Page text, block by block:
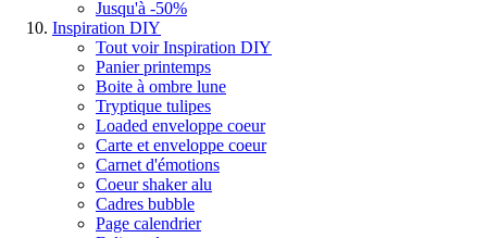
Jusqu'à -50%
Inspiration DIY
Tout voir Inspiration DIY
Panier printemps
Boite à ombre lune
Tryptique tulipes
Loaded enveloppe coeur
Carte et enveloppe coeur
Carnet d'émotions
Coeur shaker alu
Cadres bubble
Page calendrier